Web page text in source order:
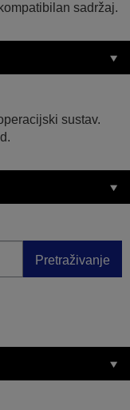
sadržaj.
sustav.
Pretraživanje